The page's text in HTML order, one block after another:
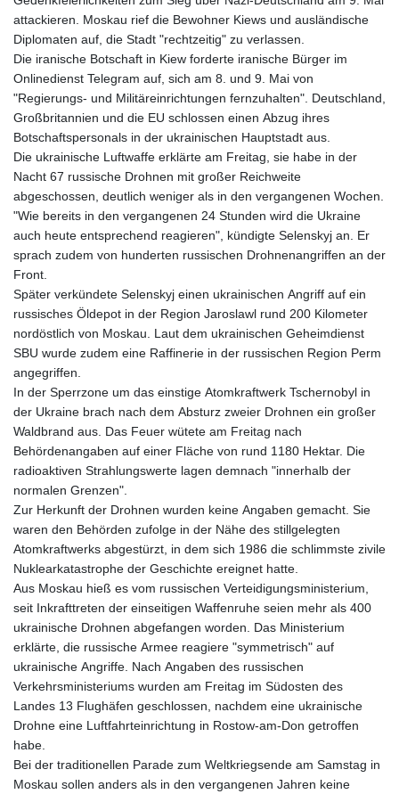
attackieren. Moskau rief die Bewohner Kiews und ausländische
Diplomaten auf, die Stadt "rechtzeitig" zu verlassen.
Die iranische Botschaft in Kiew forderte iranische Bürger im
Onlinedienst Telegram auf, sich am 8. und 9. Mai von
"Regierungs- und Militäreinrichtungen fernzuhalten". Deutschland,
Großbritannien und die EU schlossen einen Abzug ihres
Botschaftspersonals in der ukrainischen Hauptstadt aus.
Die ukrainische Luftwaffe erklärte am Freitag, sie habe in der
Nacht 67 russische Drohnen mit großer Reichweite
abgeschossen, deutlich weniger als in den vergangenen Wochen.
"Wie bereits in den vergangenen 24 Stunden wird die Ukraine
auch heute entsprechend reagieren", kündigte Selenskyj an. Er
sprach zudem von hunderten russischen Drohnenangriffen an der
Front.
Später verkündete Selenskyj einen ukrainischen Angriff auf ein
russisches Öldepot in der Region Jaroslawl rund 200 Kilometer
nordöstlich von Moskau. Laut dem ukrainischen Geheimdienst
SBU wurde zudem eine Raffinerie in der russischen Region Perm
angegriffen.
In der Sperrzone um das einstige Atomkraftwerk Tschernobyl in
der Ukraine brach nach dem Absturz zweier Drohnen ein großer
Waldbrand aus. Das Feuer wütete am Freitag nach
Behördenangaben auf einer Fläche von rund 1180 Hektar. Die
radioaktiven Strahlungswerte lagen demnach "innerhalb der
normalen Grenzen".
Zur Herkunft der Drohnen wurden keine Angaben gemacht. Sie
waren den Behörden zufolge in der Nähe des stillgelegten
Atomkraftwerks abgestürzt, in dem sich 1986 die schlimmste zivile
Nuklearkatastrophe der Geschichte ereignet hatte.
Aus Moskau hieß es vom russischen Verteidigungsministerium,
seit Inkrafttreten der einseitigen Waffenruhe seien mehr als 400
ukrainische Drohnen abgefangen worden. Das Ministerium
erklärte, die russische Armee reagiere "symmetrisch" auf
ukrainische Angriffe. Nach Angaben des russischen
Verkehrsministeriums wurden am Freitag im Südosten des
Landes 13 Flughäfen geschlossen, nachdem eine ukrainische
Drohne eine Luftfahrteinrichtung in Rostow-am-Don getroffen
habe.
Bei der traditionellen Parade zum Weltkriegsende am Samstag in
Moskau sollen anders als in den vergangenen Jahren keine